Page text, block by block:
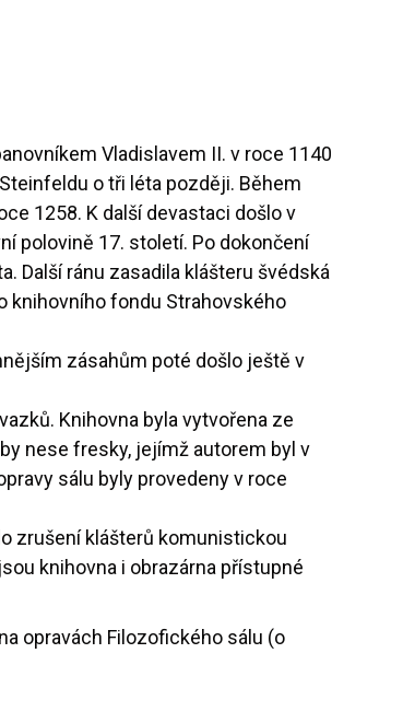
Vladislavem II. v roce 1140
o tři léta později. Během
1258. K další devastaci došlo v
polovině 17. století. Po dokončení
Další ránu zasadila klášteru švédská
knihovního fondu Strahovského
zásahům poté došlo ještě v
Knihovna byla vytvořena ze
nese fresky, jejímž autorem byl v
sálu byly provedeny v roce
zrušení klášterů komunistickou
knihovna i obrazárna přístupné
opravách Filozofického sálu (o